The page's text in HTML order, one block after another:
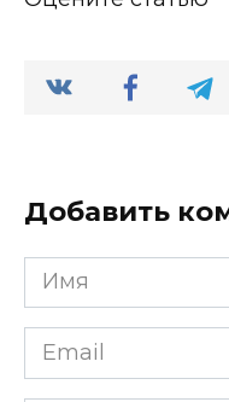
Добавить
Имя
*
Email
*